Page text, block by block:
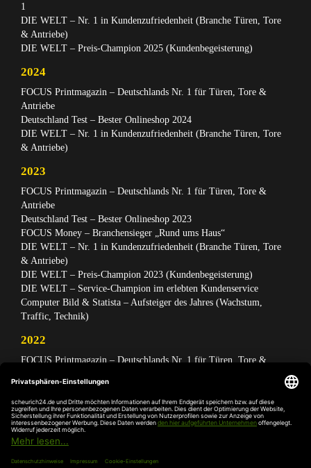
1
DIE WELT – Nr. 1 in Kundenzufriedenheit (Branche Türen, Tore
& Antriebe)
DIE WELT – Preis-Champion 2025 (Kundenbegeisterung)
2024
FOCUS Printmagazin – Deutschlands Nr. 1 für Türen, Tore &
Antriebe
Deutschland Test – Bester Onlineshop 2024
DIE WELT – Nr. 1 in Kundenzufriedenheit (Branche Türen, Tore
& Antriebe)
2023
FOCUS Printmagazin – Deutschlands Nr. 1 für Türen, Tore &
Antriebe
Deutschland Test – Bester Onlineshop 2023
FOCUS Money – Branchensieger „Rund ums Haus“
DIE WELT – Nr. 1 in Kundenzufriedenheit (Branche Türen, Tore
& Antriebe)
DIE WELT – Preis-Champion 2023 (Kundenbegeisterung)
DIE WELT – Service-Champion im erlebten Kundenservice
Computer Bild & Statista – Aufsteiger des Jahres (Wachstum,
Traffic, Technik)
2022
FOCUS Printmagazin – Deutschlands Nr. 1 für Türen, Tore &
Deutschland Test – Bester Onlineshop 2022
FOCUS Money – Branchensieger „Rund ums Haus“
DIE WELT – Service-Champion im erlebten Kundenservice
DIE WELT – Branchengewinner Gold-Rang (Türen, Tore &
Antriebe)